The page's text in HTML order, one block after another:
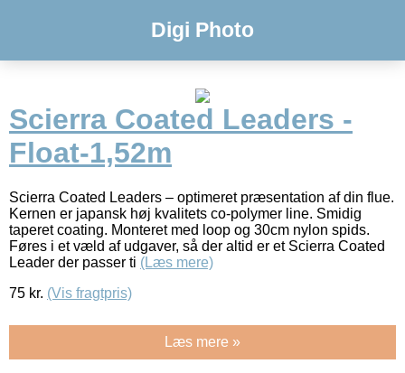
Digi Photo
Scierra Coated Leaders -
Float-1,52m
Scierra Coated Leaders – optimeret præsentation af din flue.
Kernen er japansk høj kvalitets co-polymer line. Smidig
taperet coating. Monteret med loop og 30cm nylon spids.
Føres i et væld af udgaver, så der altid er et Scierra Coated
Leader der passer ti (Læs mere)
75 kr. (Vis fragtpris)
Læs mere »